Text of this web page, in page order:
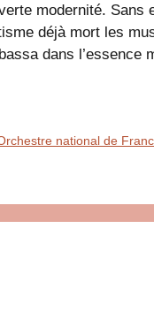
modernité. Sans
déjà mort les
dans l’essence
national de